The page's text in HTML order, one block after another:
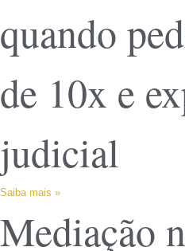
quando
de 10x e
judicial
Saiba mais »
Mediação